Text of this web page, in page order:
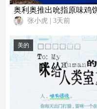
奥利奥推出吮指原味鸡
张小虎 3天前
美的